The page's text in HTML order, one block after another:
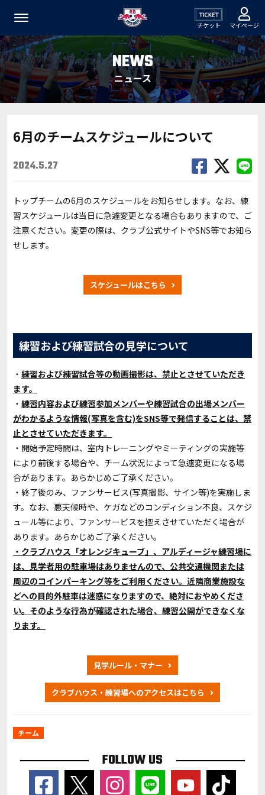
チケット マイページ
NEWS
ニュース
6月のチームスケジュールについて
2024.5.27
トップチームの6月のスケジュールをお知らせします。なお、練
習スケジュールは当日に急遽変更となる場合もありますので、ご
注意ください。変更の際は、クラブ公式サイトやSNS等でお知ら
せします。
スケジュールはこちら
練習および練習試合の見学について
・ 練習および練習試合等の動画撮影は、禁止とさせていただき
ます。
・ 練習内容および練習参加メンバーや練習試合の出場メンバー
がわかるような情報(写真を含む)をSNS等で発信することは、禁
止とさせていただきます。
・開始予定時間は、室内トレーニングやミーティングの実施等
により前後する場合や、チーム状況によって急遽変更になる場
合があります。あらかじめご了承ください。
・終了後のみ、ファンサービス(写真撮影、サイン等)を実施しま
す。なお、悪天候時や、ケガなどのコンディション不良、スケジ
ュール等により、ファンサービスを控えさせていただく場合が
あります。あらかじめご了承ください。
・クラブハウス「オレンジキューブ」、アルディージャ練習場に
は、見学者用の駐車場はありませんので、公共交通機関または
周辺のコインパーキング等をご利用ください。近隣商業施設な
どへの目的外駐車は迷惑になりますので、絶対におやめくださ
い。そのような行為が確認された場合、練習公開ができなくな
ります。
見学ルール・マナー
クラブハウス・練習場へのアクセスはこちら
チーム
FOLLOW US